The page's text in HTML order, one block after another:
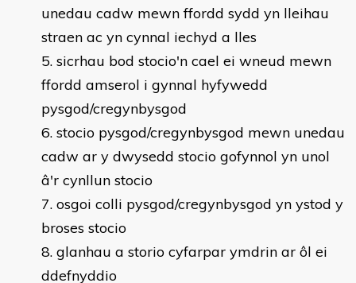
unedau cadw mewn ffordd sydd yn lleihau
straen ac yn cynnal iechyd a lles
sicrhau bod stocio'n cael ei wneud mewn
ffordd amserol i gynnal hyfywedd
pysgod/cregynbysgod
stocio pysgod/cregynbysgod mewn unedau
cadw ar y dwysedd stocio gofynnol yn unol
â'r cynllun stocio
osgoi colli pysgod/cregynbysgod yn ystod y
broses stocio
glanhau a storio cyfarpar ymdrin ar ôl ei
ddefnyddio